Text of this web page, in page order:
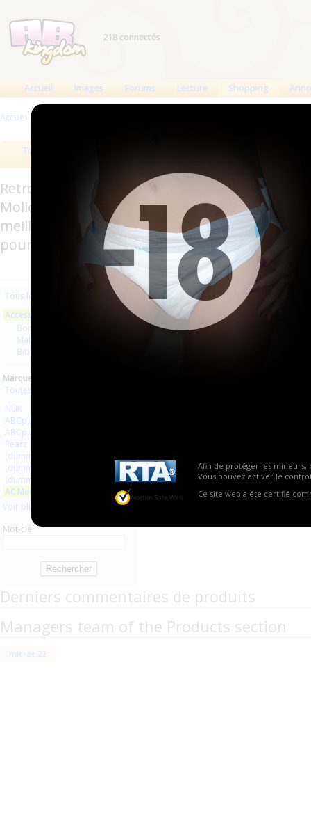
Afin de protéger les mineurs,
Vous pouvez activer le
Ce site web a été certifié
218 connectés
Accueil Images Forums Lecture Shopping
Accueil >
Tous les produits
Retrouverez sur cette page les meilleures
Molicare, Comficare, Confiance, Depend,
meilleurs produits aussi bien pour les
pour l'incontinence.
Tous les produits
Accessoires
Bondage
Matériel médical
Biberons Tétines
Marques :
Toutes les marques
NUK
ABCplaisir.com
ABCplaisir
Rearz
(dummy bondage)
(dummy pacifiers)
(dummy medical equipment)
AC Medicals Supplies
Voir plus
Mot-clé
Les plus récents Trier par nom
Aucun produit trouvé.
Derniers commentaires de produits
Managers team of the Products section
mickael22